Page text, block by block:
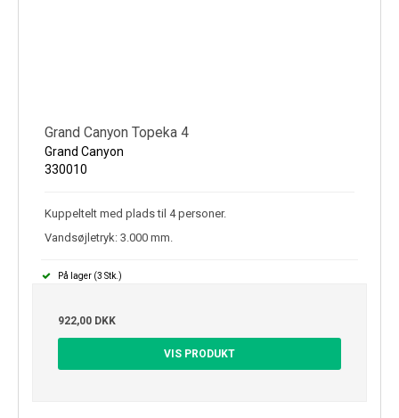
Grand Canyon Topeka 4
Grand Canyon
330010
Kuppeltelt med plads til 4 personer.
Vandsøjletryk: 3.000 mm.
På lager (3 Stk.)
922,00 DKK
VIS PRODUKT